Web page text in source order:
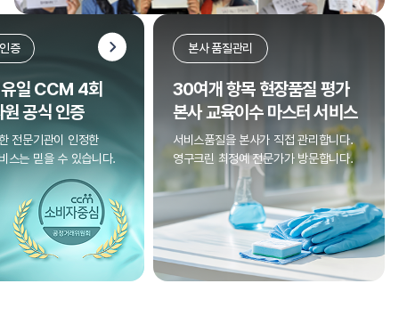
증
일 CCM 4회
공식 인증
전문기관이 인정한
스는 믿을 수 있습니다.
본사 품질관리
30여개 항목 현장품질 평가
본사 교육이수 마스터 서비스
서비스품질을 본사가 직접 관리합니다.
영구크린 최정예 전문가가 방문합니다.